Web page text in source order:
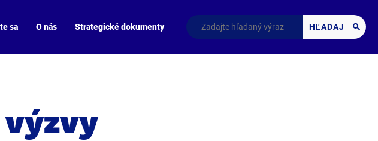
sa O nás Strategické dokumenty HĽADAJ